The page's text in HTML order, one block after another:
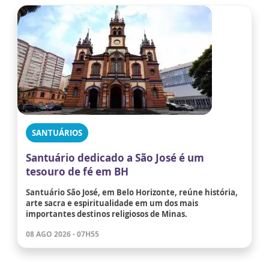
SANTUÁRIOS
Santuário dedicado a São José é um
tesouro de fé em BH
Santuário São José, em Belo Horizonte, reúne história,
arte sacra e espiritualidade em um dos mais
importantes destinos religiosos de Minas.
08 AGO 2026 - 07H55